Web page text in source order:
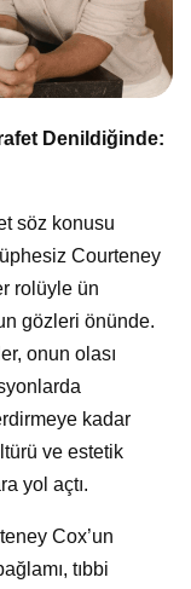
Denildiğinde:
söz konusu
Courteney
rolüyle ün
gözleri önünde.
onun olası
kadar
ve estetik
yol açtı.
Cox’un
tıbbi